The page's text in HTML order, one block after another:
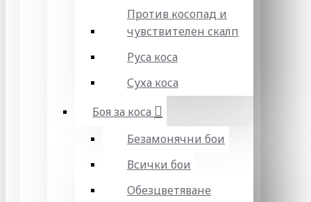
Против косопад и
чувствителен скалп
Руса коса
Суха коса
Боя за коса
Безамонячни бои
Всички бои
Обезцветяване